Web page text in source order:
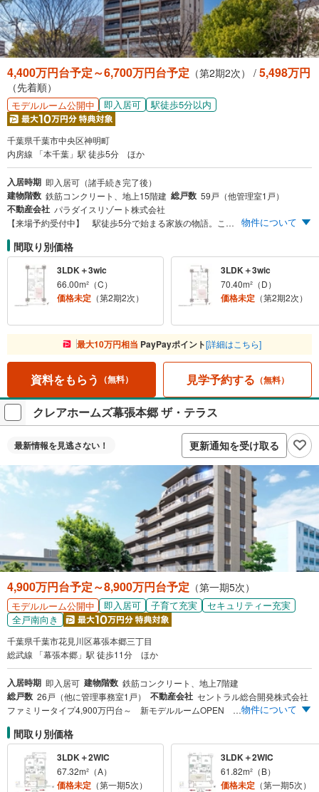
4,400万円台予定～6,700万円台予定 （第2期2次） / 5,498万円
（先着順）
モデルルーム公開中 即入居可 駅徒歩5分以内
千葉県千葉市中央区神明町
内房線 「本千葉」駅 徒歩5分 ほか
入居時期 即入居可（諸手続き完了後）
建物階数 鉄筋コンクリート、地上15階建 総戸数 59戸（他管理室1戸）
不動産会社 パラダイスリゾート株式会社
【来場予約受付中】 駅徒歩5分で始まる家族の物語。ここは私の願いが叶う場所。JR「本千葉」駅へ徒歩5分と、利便性に包まれた暮らし心地。
物件について
間取り別価格
3LDK＋3wic
66.00m²（C）
価格未定 （第2期2次）
3LDK＋3wic
70.40m²（D）
価格未定 （第2期2次）
最大10万円相当 PayPayポイント[詳細はこちら]
資料をもらう （無料） 見学予約する （無料）
クレアホームズ幕張本郷 ザ・テラス
最新情報を見逃さない！ 更新通知を受け取る
4,900万円台予定～8,900万円台予定 （第一期5次）
モデルルーム公開中 即入居可 子育て充実
セキュリティー充実
全戸南向き
千葉県千葉市花見川区幕張本郷三丁目
総武線 「幕張本郷」駅 徒歩11分 ほか
入居時期 即入居可 建物階数 鉄筋コンクリート、地上7階建
総戸数 26戸（他に管理事務室1戸） 不動産会社 セントラル総合開発株式会社
ファミリータイプ4,900万円台～ 新モデルルームOPEN JR総武線「幕張本郷」駅×2駅2路線都心直結 丘上の邸宅街 駅までフラットアプローチ 3LDK中心※1＆全邸南東向き ワイドキューブプラン ZEH-M Oriented×低炭素認定住宅 即入居可能！ ※1.全26邸中18邸が3LDK物件について
間取り別価格
3LDK＋2WIC
67.32m²（A）
価格未定 （第一期5次）
3LDK＋2WIC
61.82m²（B）
価格未定 （第一期5次）